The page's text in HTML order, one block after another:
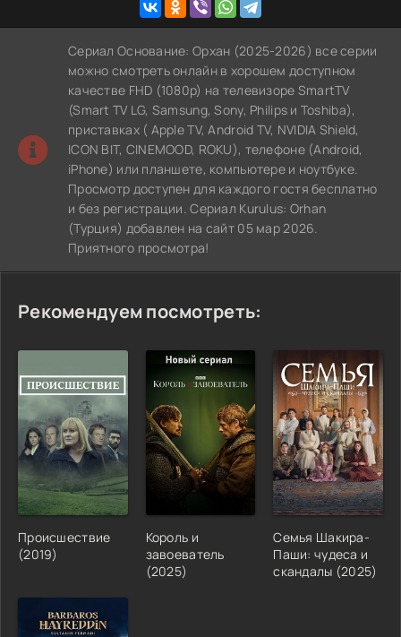
Сериал Основание: Орхан (2025-2026) все серии
можно смотреть онлайн в хорошем доступном
качестве FHD (1080p) на телевизоре SmartTV
(Smart TV LG, Samsung, Sony, Philips и Toshiba),
приставках ( Apple TV, Android TV, NVIDIA Shield,
ICON BIT, CINEMOOD, ROKU), телефоне (Android,
iPhone) или планшете, компьютере и ноутбуке.
Просмотр доступен для каждого гостя бесплатно
и без регистрации. Сериал Kurulus: Orhan
(Турция) добавлен на сайт 05 мар 2026.
Приятного просмотра!
Рекомендуем посмотреть:
Происшествие
(2019)
Король и
завоеватель
(2025)
Семья Шакира-
Паши: чудеса и
скандалы (2025)